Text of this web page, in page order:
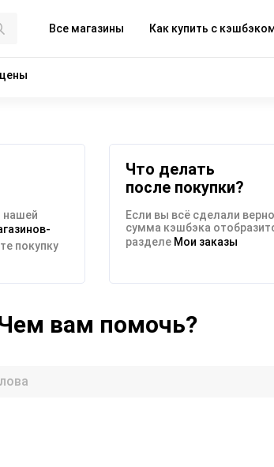
Все магазины Как купить с
нашей
покупку
Что делать
после покупки?
Если вы всё сделали
сумма кэшбэка
разделе Мои заказы
вам помочь?